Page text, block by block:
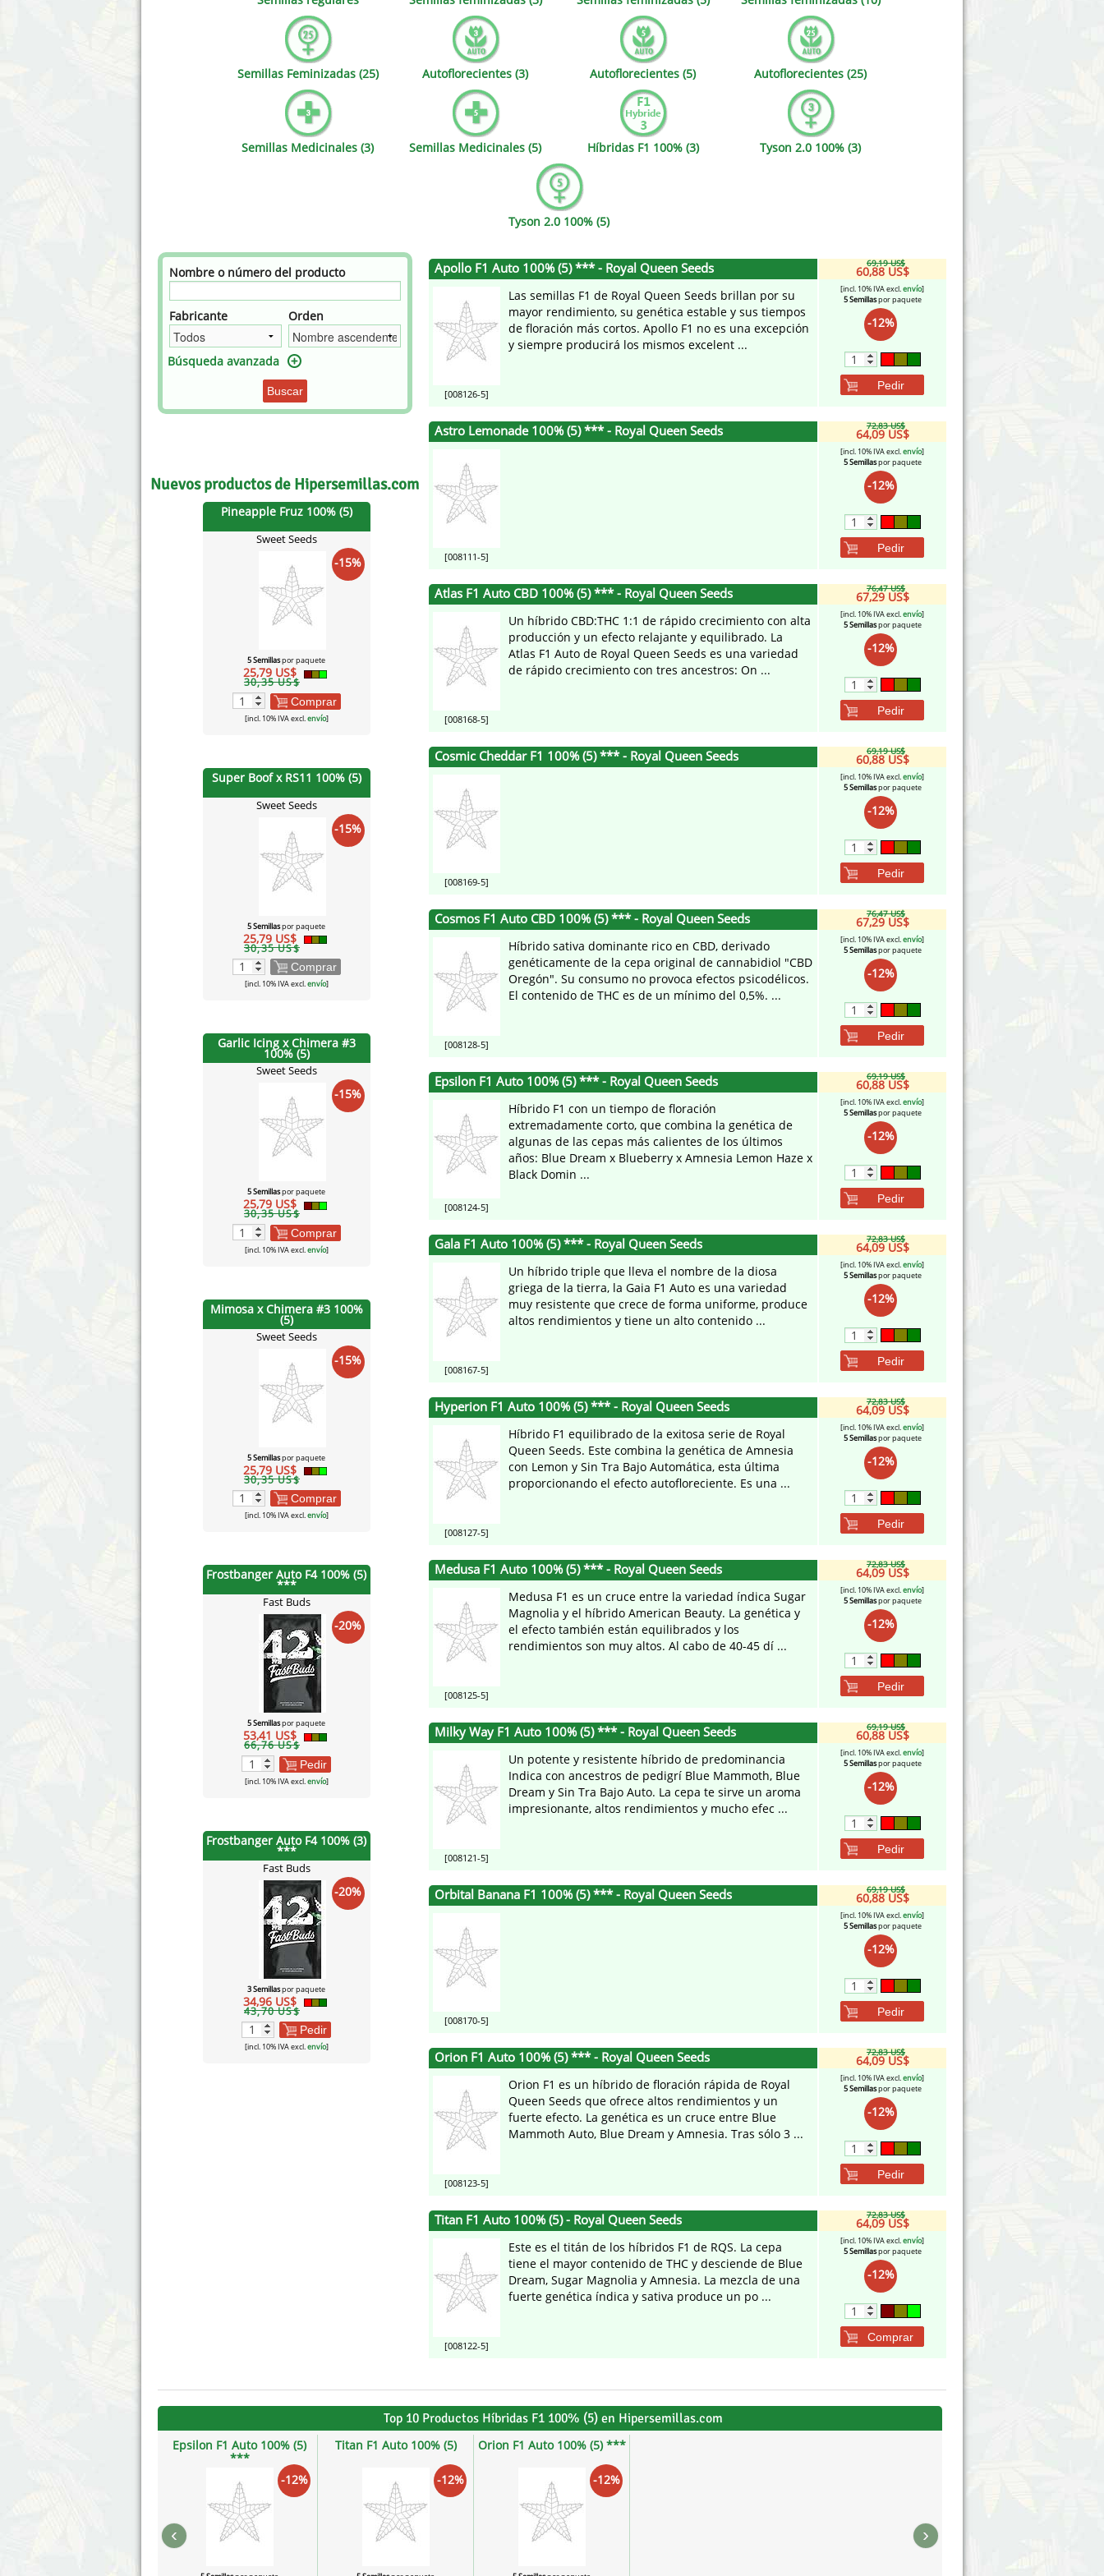
Female Seeds
Genehtik Seeds
Mandala
Ministry of Cannabis
Paradise Seeds
Philosopher Seeds
Seedy Simon
Söllner - Vadda's Marijuanabam
Victory Seeds
Vision Seeds
White Label Seeds
World of Seeds
Semillas Feminizadas (25) Autoflorecientes (3) Autoflorecientes (5) Autoflorecientes (25)
Semillas Medicinales (3) Semillas Medicinales (5) Híbridas F1 100% (3) Tyson 2.0 100% (3)
Tyson 2.0 100% (5)
Nombre o número del producto
Fabricante Orden
Búsqueda avanzada
Buscar
Nuevos productos de Hipersemillas.com
Pineapple Fruz 100% (5)
Sweet Seeds
-15%
5 Semillaspor paquete
25,79 US$
30,35 US$
Comprar
[incl. 10% IVA excl.envío]
Super Boof x RS11 100% (5)
Sweet Seeds
-15%
5 Semillaspor paquete
25,79 US$
30,35 US$
Comprar
[incl. 10% IVA excl.envío]
Garlic Icing x Chimera #3
100% (5)
Sweet Seeds
-15%
5 Semillaspor paquete
25,79 US$
30,35 US$
Comprar
[incl. 10% IVA excl.envío]
Mimosa x Chimera #3 100%
(5)
Sweet Seeds
-15%
5 Semillaspor paquete
25,79 US$
30,35 US$
Comprar
[incl. 10% IVA excl.envío]
Frostbanger Auto F4 100% (5)
***
Fast Buds
-20%
5 Semillaspor paquete
53,41 US$
66,76 US$
Pedir
[incl. 10% IVA excl.envío]
Frostbanger Auto F4 100% (3)
***
Fast Buds
-20%
3 Semillaspor paquete
34,96 US$
43,70 US$
Pedir
[incl. 10% IVA excl.envío]
Apollo F1 Auto 100% (5) *** - Royal Queen Seeds
[008126-5]
Las semillas F1 de Royal Queen Seeds brillan por su
mayor rendimiento, su genética estable y sus tiempos
de floración más cortos. Apollo F1 no es una excepción
y siempre producirá los mismos excelent ...
69,19 US$
60,88 US$
[incl. 10% IVA excl.envío]
5 Semillaspor paquete
-12%
Pedir
Astro Lemonade 100% (5) *** - Royal Queen Seeds
[008111-5]
72,83 US$
64,09 US$
[incl. 10% IVA excl.envío]
5 Semillaspor paquete
-12%
Pedir
Atlas F1 Auto CBD 100% (5) *** - Royal Queen Seeds
[008168-5]
Un híbrido CBD:THC 1:1 de rápido crecimiento con alta
producción y un efecto relajante y equilibrado. La
Atlas F1 Auto de Royal Queen Seeds es una variedad
de rápido crecimiento con tres ancestros: On ...
76,47 US$
67,29 US$
[incl. 10% IVA excl.envío]
5 Semillaspor paquete
-12%
Pedir
Cosmic Cheddar F1 100% (5) *** - Royal Queen Seeds
[008169-5]
69,19 US$
60,88 US$
[incl. 10% IVA excl.envío]
5 Semillaspor paquete
-12%
Pedir
Cosmos F1 Auto CBD 100% (5) *** - Royal Queen Seeds
[008128-5]
Híbrido sativa dominante rico en CBD, derivado
genéticamente de la cepa original de cannabidiol "CBD
Oregón". Su consumo no provoca efectos psicodélicos.
El contenido de THC es de un mínimo del 0,5%. ...
76,47 US$
67,29 US$
[incl. 10% IVA excl.envío]
5 Semillaspor paquete
-12%
Pedir
Epsilon F1 Auto 100% (5) *** - Royal Queen Seeds
[008124-5]
Híbrido F1 con un tiempo de floración
extremadamente corto, que combina la genética de
algunas de las cepas más calientes de los últimos
años: Blue Dream x Blueberry x Amnesia Lemon Haze x
Black Domin ...
69,19 US$
60,88 US$
[incl. 10% IVA excl.envío]
5 Semillaspor paquete
-12%
Pedir
Gala F1 Auto 100% (5) *** - Royal Queen Seeds
[008167-5]
Un híbrido triple que lleva el nombre de la diosa
griega de la tierra, la Gaia F1 Auto es una variedad
muy resistente que crece de forma uniforme, produce
altos rendimientos y tiene un alto contenido ...
72,83 US$
64,09 US$
[incl. 10% IVA excl.envío]
5 Semillaspor paquete
-12%
Pedir
Hyperion F1 Auto 100% (5) *** - Royal Queen Seeds
[008127-5]
Híbrido F1 equilibrado de la exitosa serie de Royal
Queen Seeds. Este combina la genética de Amnesia
con Lemon y Sin Tra Bajo Automática, esta última
proporcionando el efecto autofloreciente. Es una ...
72,83 US$
64,09 US$
[incl. 10% IVA excl.envío]
5 Semillaspor paquete
-12%
Pedir
Medusa F1 Auto 100% (5) *** - Royal Queen Seeds
[008125-5]
Medusa F1 es un cruce entre la variedad índica Sugar
Magnolia y el híbrido American Beauty. La genética y
el efecto también están equilibrados y los
rendimientos son muy altos. Al cabo de 40-45 dí ...
72,83 US$
64,09 US$
[incl. 10% IVA excl.envío]
5 Semillaspor paquete
-12%
Pedir
Milky Way F1 Auto 100% (5) *** - Royal Queen Seeds
[008121-5]
Un potente y resistente híbrido de predominancia
Indica con ancestros de pedigrí Blue Mammoth, Blue
Dream y Sin Tra Bajo Auto. La cepa te sirve un aroma
impresionante, altos rendimientos y mucho efec ...
69,19 US$
60,88 US$
[incl. 10% IVA excl.envío]
5 Semillaspor paquete
-12%
Pedir
Orbital Banana F1 100% (5) *** - Royal Queen Seeds
[008170-5]
69,19 US$
60,88 US$
[incl. 10% IVA excl.envío]
5 Semillaspor paquete
-12%
Pedir
Orion F1 Auto 100% (5) *** - Royal Queen Seeds
[008123-5]
Orion F1 es un híbrido de floración rápida de Royal
Queen Seeds que ofrece altos rendimientos y un
fuerte efecto. La genética es un cruce entre Blue
Mammoth Auto, Blue Dream y Amnesia. Tras sólo 3 ...
72,83 US$
64,09 US$
[incl. 10% IVA excl.envío]
5 Semillaspor paquete
-12%
Pedir
Titan F1 Auto 100% (5) - Royal Queen Seeds
[008122-5]
Este es el titán de los híbridos F1 de RQS. La cepa
tiene el mayor contenido de THC y desciende de Blue
Dream, Sugar Magnolia y Amnesia. La mezcla de una
fuerte genética índica y sativa produce un po ...
72,83 US$
64,09 US$
[incl. 10% IVA excl.envío]
5 Semillaspor paquete
-12%
Comprar
Top 10 Productos Híbridas F1 100% (5) en Hipersemillas.com
Epsilon F1 Auto 100% (5)
***
-12%
Titan F1 Auto 100% (5)
-12%
Orion F1 Auto 100% (5) ***
-12%
‹ ›